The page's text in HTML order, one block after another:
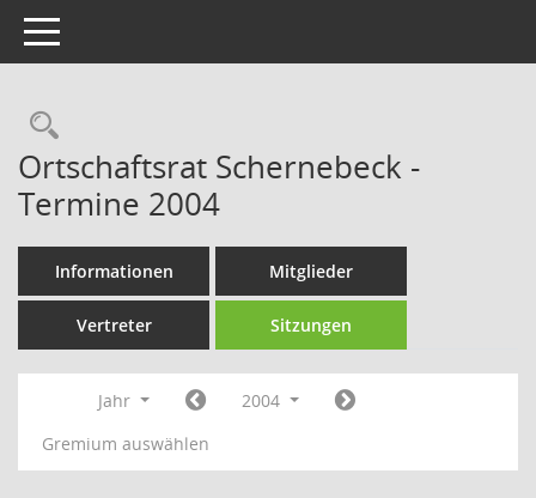
Toggle navigation
Rechercheauswahl
Ortschaftsrat Schernebeck -
Termine 2004
Informationen Mitglieder
Vertreter Sitzungen
Jahr
2004
Gremium auswählen